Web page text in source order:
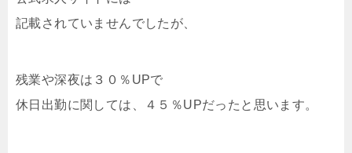
記載されていませんでしたが、
残業や深夜は３０％UPで
休日出勤に関しては、４５％UPだったと思います。